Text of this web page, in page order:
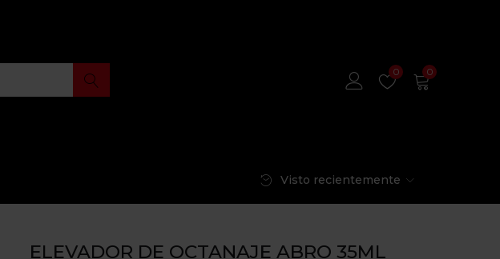
0 0
Visto recientemente
ELEVADOR DE OCTANAJE ABRO 35ML